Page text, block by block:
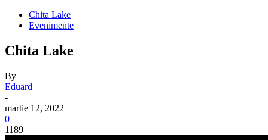
Chita Lake
Evenimente
Chita Lake
By
Eduard
-
martie 12, 2022
0
1189